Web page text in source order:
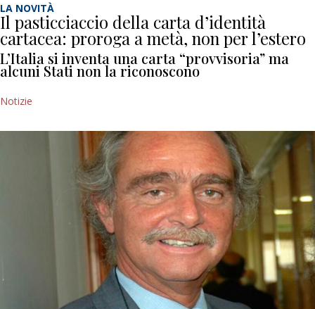
LA NOVITÀ
Il pasticciaccio della carta d’identità
cartacea: proroga a metà, non per l’estero
L’Italia si inventa una carta “provvisoria” ma
alcuni Stati non la riconoscono
Notizie